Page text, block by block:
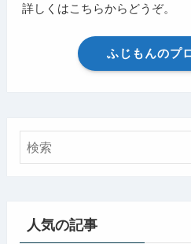
詳しくはこちらからどうぞ。
ふじもんのプ
人気の記事